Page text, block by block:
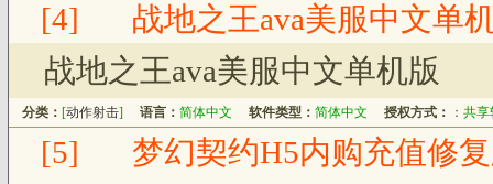
[4]
战地之王ava美服中文单
战地之王ava美服中文单机版
分类： [动作射击] 语言： 简体中文 软件类型： 简体中文 授权方式： ： 共享
[5]
梦幻契约H5内购充值修